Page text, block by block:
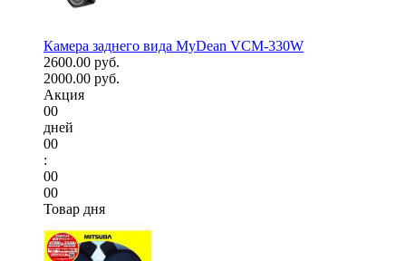
Камера заднего вида MyDean VCM-330W
2600.00 руб.
2000.00 руб.
Акция
00
дней
00
:
00
00
Товар дня